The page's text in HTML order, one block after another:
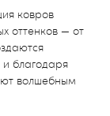
ковров
оттенков — от
благодаря
волшебным